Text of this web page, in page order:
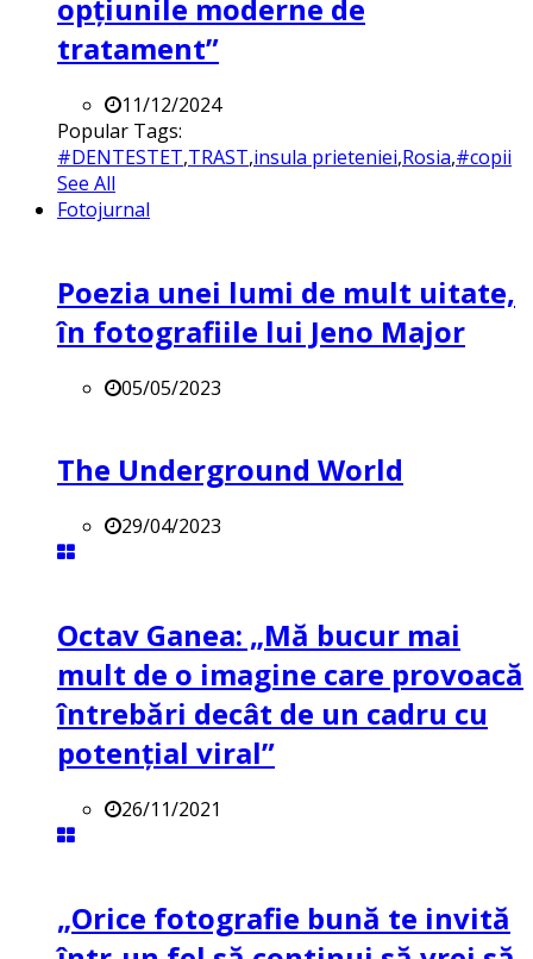
opțiunile moderne de
tratament”
11/12/2024
Popular Tags:
#DENTESTET,TRAST,insula prieteniei,Rosia,#copii
See All
Fotojurnal
Poezia unei lumi de mult uitate,
în fotografiile lui Jeno Major
05/05/2023
The Underground World
29/04/2023
Octav Ganea: „Mă bucur mai
mult de o imagine care provoacă
întrebări decât de un cadru cu
potenţial viral”
26/11/2021
„Orice fotografie bună te invită